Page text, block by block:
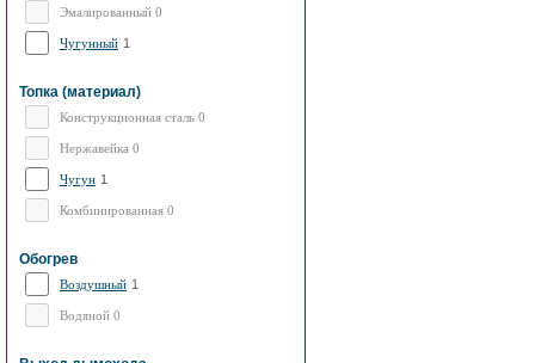
Эмалированный 0
Чугунный 1
Топка (материал)
Конструкционная сталь 0
Нержавейка 0
Чугун 1
Комбинированная 0
Обогрев
Воздушный 1
Водяной 0